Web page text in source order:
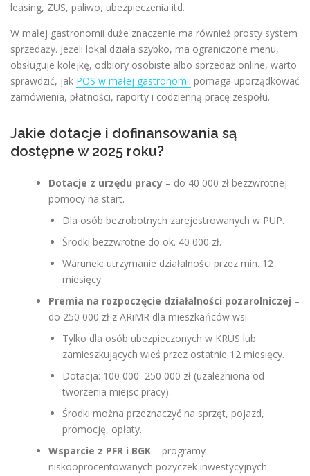
leasing, ZUS, paliwo, ubezpieczenia itd.
W małej gastronomii duże znaczenie ma również prosty system
sprzedaży. Jeżeli lokal działa szybko, ma ograniczone menu,
obsługuje kolejkę, odbiory osobiste albo sprzedaż online, warto
sprawdzić, jak POS w małej gastronomii pomaga uporządkować
zamówienia, płatności, raporty i codzienną pracę zespołu.
Jakie dotacje i dofinansowania są
dostępne w 2025 roku?
Dotacje z urzędu pracy – do 40 000 zł bezzwrotnej
pomocy na start.
Dla osób bezrobotnych zarejestrowanych w PUP.
Środki bezzwrotne do ok. 40 000 zł.
Warunek: utrzymanie działalności przez min. 12
miesięcy.
Premia na rozpoczęcie działalności pozarolniczej –
do 250 000 zł z ARiMR dla mieszkańców wsi.
Tylko dla osób ubezpieczonych w KRUS lub
zamieszkujących wieś przez ostatnie 12 miesięcy.
Dotacja: 100 000–250 000 zł (uzależniona od
tworzenia miejsc pracy).
Środki można przeznaczyć na sprzęt, pojazd,
promocję, opłaty.
Wsparcie z PFR i BGK – programy
niskooprocentowanych pożyczek inwestycyjnych.